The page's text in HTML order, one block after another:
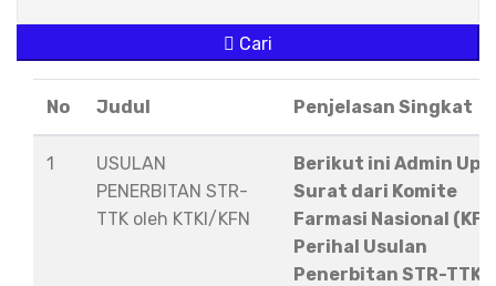
Cari
No Judul Penjelasan Singkat
1
USULAN
PENERBITAN STR-
TTK oleh KTKI/KFN
Berikut ini Admin
Surat dari Komite
Farmasi Nasional
Perihal Usulan
Penerbitan STR-TTK